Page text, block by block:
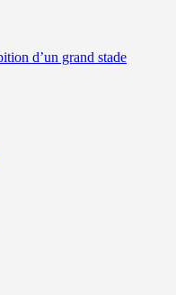
d’un grand stade